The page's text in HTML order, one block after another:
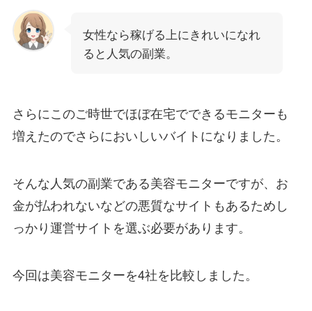
女性なら稼げる上にきれいになれ
ると人気の副業。
さらにこのご時世でほぼ在宅でできるモニターも
増えたのでさらにおいしいバイトになりました。
そんな人気の副業である美容モニターですが、お
金が払われないなどの悪質なサイトもあるためし
っかり運営サイトを選ぶ必要があります。
今回は美容モニターを4社を比較しました。